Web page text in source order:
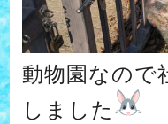
動物園なので
しました